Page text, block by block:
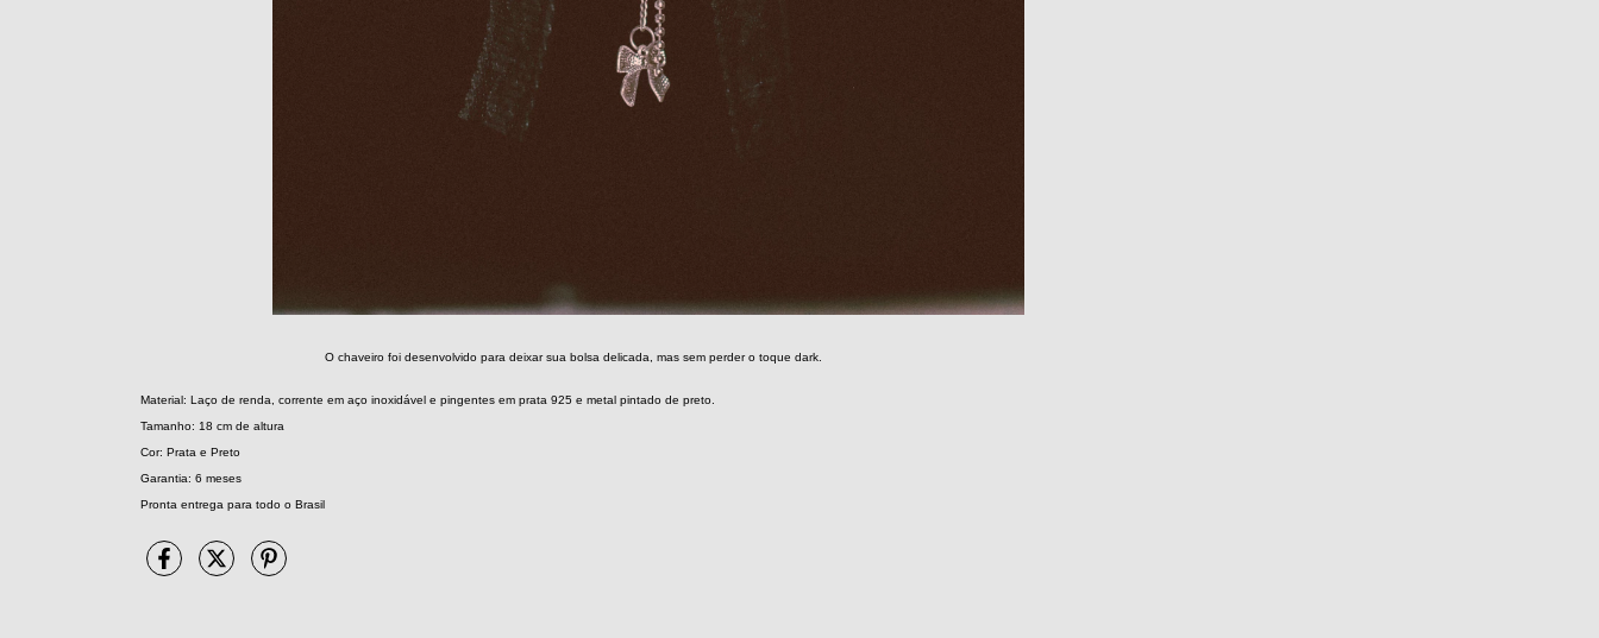
O chaveiro foi desenvolvido para deixar sua bolsa delicada, mas sem perder o toque dark.
Material: Laço de renda, corrente em aço inoxidável e pingentes em prata 925 e metal pintado de preto.
Tamanho: 18 cm de altura
Cor: Prata e Preto
Garantia: 6 meses
Pronta entrega para todo o Brasil